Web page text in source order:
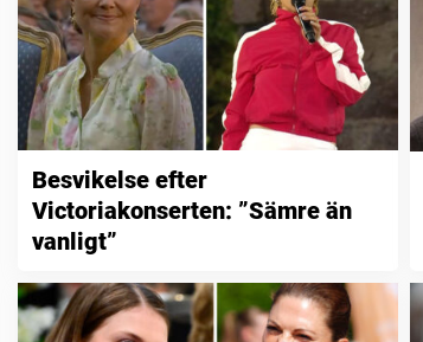
Besvikelse efter
Victoriakonserten: ”Sämre än
vanligt”